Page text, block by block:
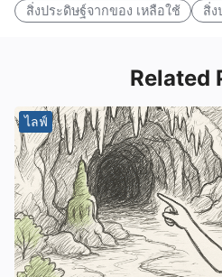
สิ่งประดิษฐ์จากของ เหลือใช้
สิ่ง
Related
ไลฟ์